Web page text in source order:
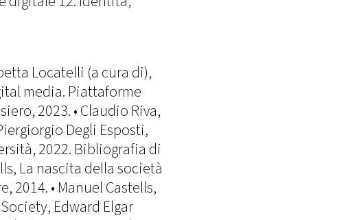
Locatelli (a cura di),
media. Piattaforme
2023. • Claudio Riva,
Degli Esposti,
2022. Bibliografia di
La nascita della società
2014. • Manuel Castells,
Edward Elgar